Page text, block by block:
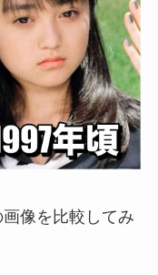
像を比較してみ